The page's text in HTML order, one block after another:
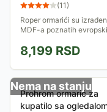
(11)
Roper ormarići su
MDF-a poznatih
kvaliteta.
8,199 RSD
Nema na stanju
Prohrom ormarić za
kupatilo sa